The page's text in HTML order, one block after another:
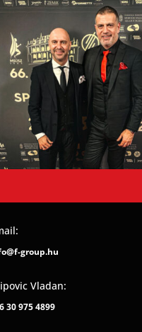
group.hu
Vladan:
30 975 4899